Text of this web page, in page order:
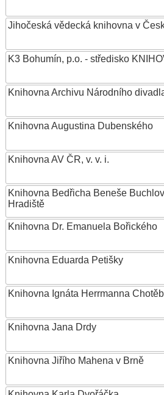
Jihočeská vědecká knihovna v
K3 Bohumín, p.o. - středisko
Knihovna Archivu Národního
Knihovna Augustina Dubenského
Knihovna AV ČR, v. v. i.
Knihovna Bedřicha Beneše
Hradiště
Knihovna Dr. Emanuela Bořického
Knihovna Eduarda Petišky
Knihovna Ignáta Herrmanna
Knihovna Jana Drdy
Knihovna Jiřího Mahena v Brně